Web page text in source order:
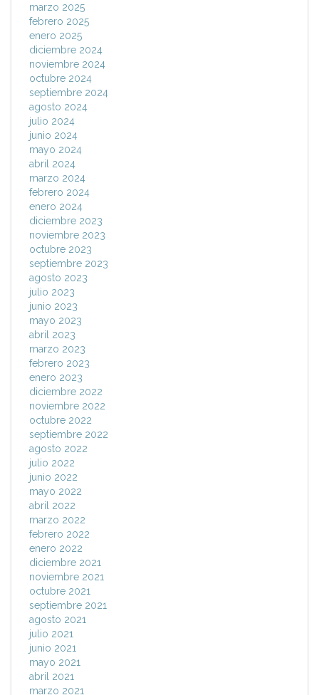
marzo 2025
febrero 2025
enero 2025
diciembre 2024
noviembre 2024
octubre 2024
septiembre 2024
agosto 2024
julio 2024
junio 2024
mayo 2024
abril 2024
marzo 2024
febrero 2024
enero 2024
diciembre 2023
noviembre 2023
octubre 2023
septiembre 2023
agosto 2023
julio 2023
junio 2023
mayo 2023
abril 2023
marzo 2023
febrero 2023
enero 2023
diciembre 2022
noviembre 2022
octubre 2022
septiembre 2022
agosto 2022
julio 2022
junio 2022
mayo 2022
abril 2022
marzo 2022
febrero 2022
enero 2022
diciembre 2021
noviembre 2021
octubre 2021
septiembre 2021
agosto 2021
julio 2021
junio 2021
mayo 2021
abril 2021
marzo 2021